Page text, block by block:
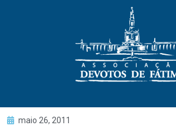
maio 26, 2011